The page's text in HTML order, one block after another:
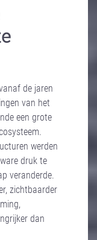
de jaren
van het
een grote
werden
druk te
veranderde.
zichtbaarder
dan